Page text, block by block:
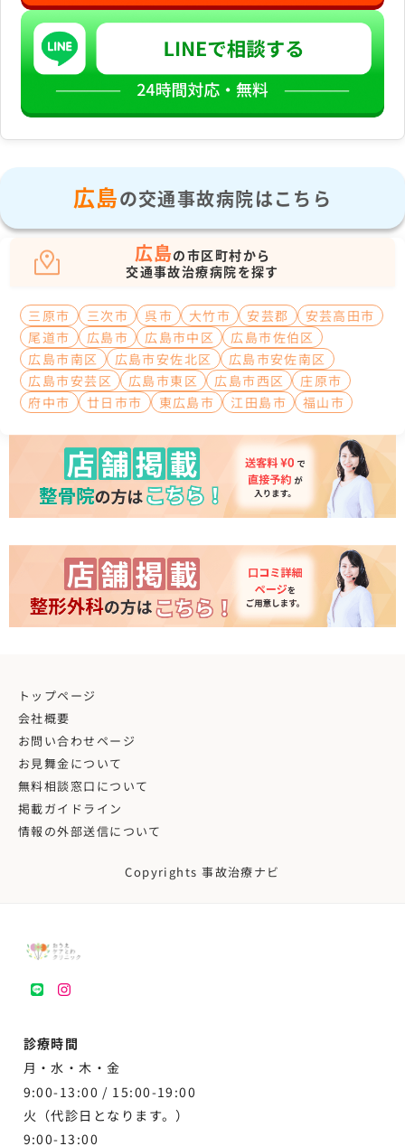
広島の交通事故病院はこちら
広島の市区町村から
交通事故治療病院を探す
三原市 三次市 呉市 大竹市 安芸郡
安芸高田市
尾道市
広島市 広島市中区
広島市佐伯区
広島市南区
広島市安佐北区
広島市安佐南区
広島市安芸区
広島市東区 広島市西区
庄原市
府中市
廿日市市 東広島市 江田島市 福山市
トップページ
会社概要
お問い合わせページ
お見舞金について
無料相談窓口について
掲載ガイドライン
情報の外部送信について
Copyrights 事故治療ナビ
LINEinstagram
診療時間
月・水・木・金
9:00-13:00 / 15:00-19:00
火（代診日となります。）
9:00-13:00